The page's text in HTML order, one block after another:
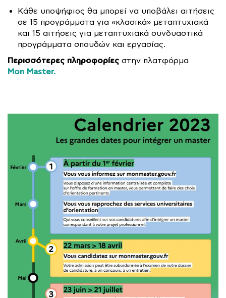
Κάθε υποψήφιος θα μπορεί να υποβάλει αιτήσεις
σε 15 προγράμματα για «κλασικά» μεταπτυχιακά
και 15 αιτήσεις για μεταπτυχιακά συνδυαστικά
προγράμματα σπουδών και εργασίας.
Περισσότερες πληροφορίες στην πλατφόρμα
Mon Master.